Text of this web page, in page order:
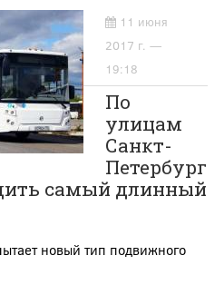
11 июня
2017 г. —
19:18
По
улицам
Санкт-
Петербург
самый длинный
новый тип подвижного